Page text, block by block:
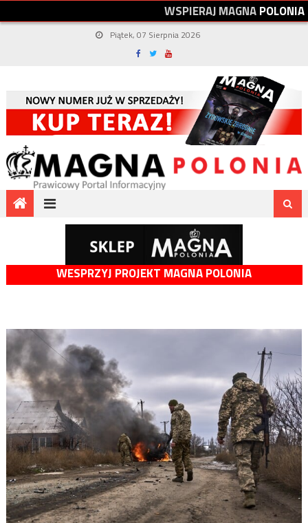
WSPIERAJMAGNAPOLONIA
Piątek, 07 Sierpnia 2026
WESPRZYJ PROJEKT MAGNA POLONIA